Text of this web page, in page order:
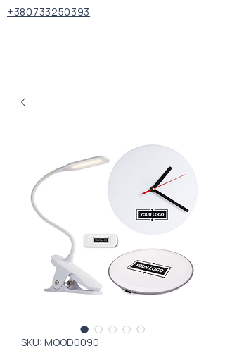
+380733250393
SKU: MOOD0090